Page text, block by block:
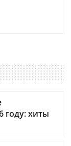
году: хиты